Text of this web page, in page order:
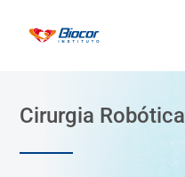
Cirurgia Robótica